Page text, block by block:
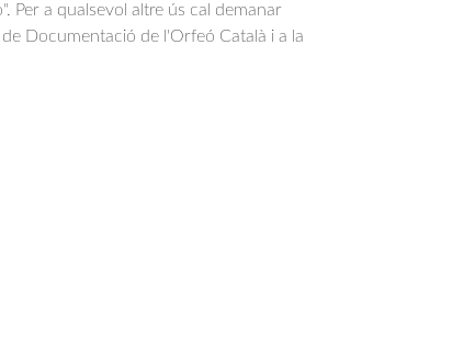
Per a qualsevol altre ús cal demanar
Documentació de l'Orfeó Català i a la